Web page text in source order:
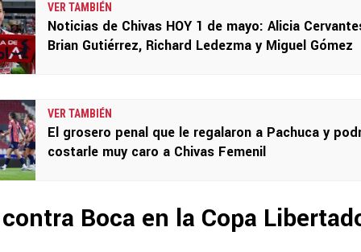
VER TAMBIÉN
Noticias de Chivas HOY 1 de mayo: Alicia
Brian Gutiérrez, Richard Ledezma y Miguel Gómez
VER TAMBIÉN
El grosero penal que le regalaron a Pachuca y
costarle muy caro a Chivas Femenil
Boca en la Copa